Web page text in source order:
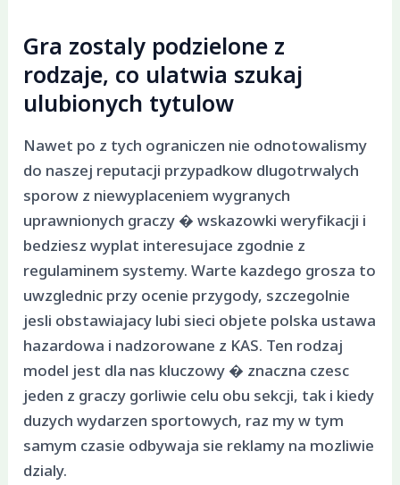
Gra zostaly podzielone z
rodzaje, co ulatwia szukaj
ulubionych tytulow
Nawet po z tych ograniczen nie odnotowalismy
do naszej reputacji przypadkow dlugotrwalych
sporow z niewyplaceniem wygranych
uprawnionych graczy � wskazowki weryfikacji i
bedziesz wyplat interesujace zgodnie z
regulaminem systemy. Warte kazdego grosza to
uwzglednic przy ocenie przygody, szczegolnie
jesli obstawiajacy lubi sieci objete polska ustawa
hazardowa i nadzorowane z KAS. Ten rodzaj
model jest dla nas kluczowy � znaczna czesc
jeden z graczy gorliwie celu obu sekcji, tak i kiedy
duzych wydarzen sportowych, raz my w tym
samym czasie odbywaja sie reklamy na mozliwie
dzialy.